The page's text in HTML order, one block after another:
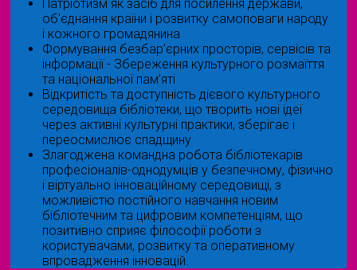
Патріотизм як засіб для посилення держави,
об'єднання країни і розвитку самоповаги народу
і кожного громадянина
Формування безбар’єрних просторів, сервісів та
інформації - Збереження культурного розмаїття
та національної пам’яті
Відкритість та доступність дієвого культурного
середовища бібліотеки, що творить нові ідеї
через активні культурні практики, зберігає і
переосмислює спадщину
Злагоджена командна робота бібліотекарів
професіоналів-однодумців у безпечному, фізично
і віртуально інноваційному середовищі, з
можливістю постійного навчання новим
бібліотечним та цифровим компетенціям, що
позитивно сприяє філософії роботи з
користувачами, розвитку та оперативному
впровадження інновацій.